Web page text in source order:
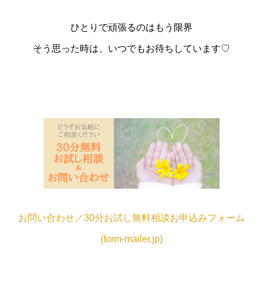
ひとりで頑張るのはもう限界
そう思った時は、いつでもお待ちしています♡
お問い合わせ／30分お試し無料相談お申込みフォーム
(form-mailer.jp)
プロフィール